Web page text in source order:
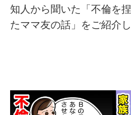
知人から聞いた「不倫を
たママ友の話」をご紹介し